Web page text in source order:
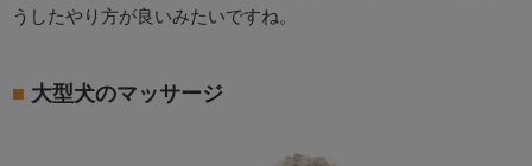
うしたやり方が良いみたいですね。
大型犬のマッサージ